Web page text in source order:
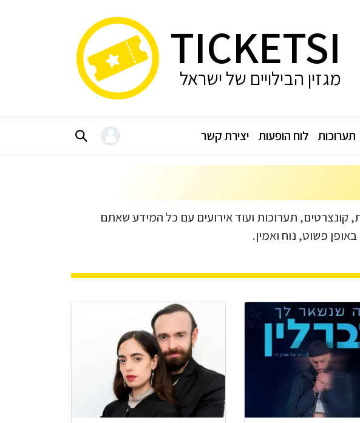
TICKETSI
מגזין הבילויים של ישראל
תערוכות לוח הופעות יצירת קשר
קונצרטים, תערוכות ועוד אירועים עם כל המידע שאתם
פשוט, נוח ואמין.